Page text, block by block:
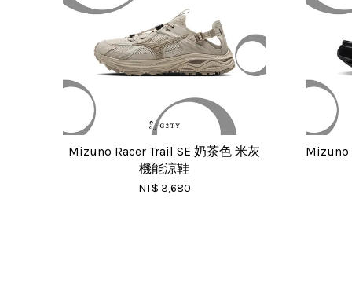
Mizuno Racer Trail SE 奶茶色 米灰
機能涼鞋
NT$ 3,680
Mizuno